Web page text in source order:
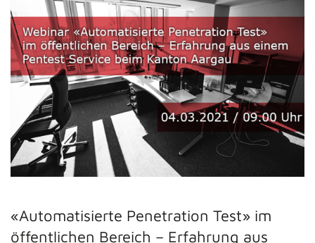
«Automatisierte Penetration Test» im
öffentlichen Bereich – Erfahrung aus